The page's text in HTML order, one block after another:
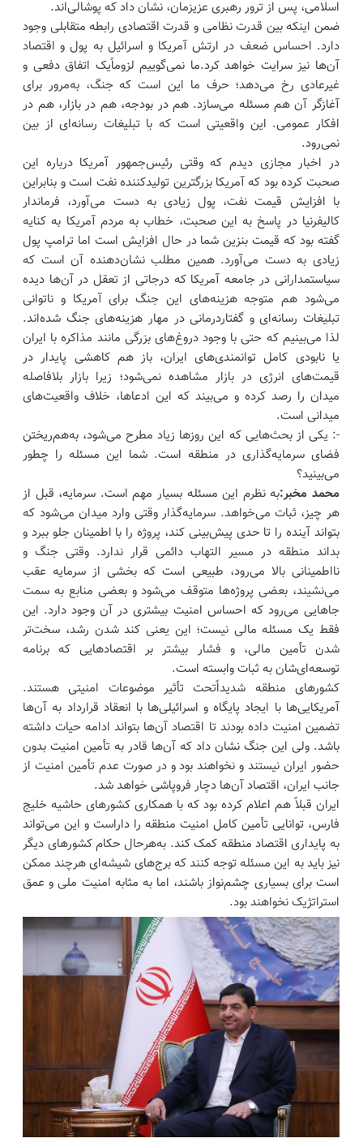
اسلامی، پس از ترور رهبری عزیزمان، نشان داد که پوشالی‌اند.
ضمن اینکه بین قدرت نظامی و قدرت اقتصادی رابطه متقابلی وجود
دارد. احساس ضعف در ارتش آمریکا و اسرائیل به پول و اقتصاد
آن‌ها نیز سرایت خواهد کرد.ما نمی‌گوییم لزوماًیک اتفاق دفعی و
غیرعادی رخ می‌دهد؛ حرف ما این است که جنگ، به‌مرور برای
آغازگر آن هم مسئله می‌سازد. هم در بودجه، هم در بازار، هم در
افکار عمومی. این واقعیتی است که با تبلیغات رسانه‌ای از بین
نمی‌رود.
در اخبار مجازی دیدم که وقتی رئیس‌جمهور آمریکا درباره این
صحبت کرده بود که آمریکا بزرگترین تولیدکننده نفت است و بنابراین
با افزایش قیمت نفت، پول زیادی به دست می‌آورد، فرماندار
کالیفرنیا در پاسخ به این صحبت، خطاب به مردم آمریکا به کنایه
گفته بود که قیمت بنزین شما در حال افزایش است اما ترامپ پول
زیادی به دست می‌آورد. همین مطلب نشان‌دهنده آن است که
سیاستمدارانی در جامعه آمریکا که درجاتی از تعقل در آن‌ها دیده
می‌شود هم متوجه هزینه‌های این جنگ برای آمریکا و ناتوانی
تبلیغات رسانه‌ای و گفتاردرمانی در مهار هزینه‌های جنگ شده‌اند.
لذا می‌بینیم که حتی با وجود دروغ‌های بزرگی مانند مذاکره با ایران
یا نابودی کامل توانمندی‌های ایران، باز هم کاهشی پایدار در
قیمت‌های انرژی در بازار مشاهده نمی‌شود؛ زیرا بازار بلافاصله
میدان را رصد کرده و می‌بیند که این ادعاها، خلاف واقعیت‌های
میدانی است.
-: یکی از بحث‌هایی که این روزها زیاد مطرح می‌شود، به‌هم‌ریختن
فضای سرمایه‌گذاری در منطقه است. شما این مسئله را چطور
می‌بینید؟
محمد مخبر:به نظرم این مسئله بسیار مهم است. سرمایه، قبل از
هر چیز، ثبات می‌خواهد. سرمایه‌گذار وقتی وارد میدان می‌شود که
بتواند آینده را تا حدی پیش‌بینی کند، پروژه را با اطمینان جلو ببرد و
بداند منطقه در مسیر التهاب دائمی قرار ندارد. وقتی جنگ و
نااطمینانی بالا می‌رود، طبیعی است که بخشی از سرمایه عقب
می‌نشیند، بعضی پروژه‌ها متوقف می‌شود و بعضی منابع به سمت
جاهایی می‌رود که احساس امنیت بیشتری در آن وجود دارد. این
فقط یک مسئله مالی نیست؛ این یعنی کند شدن رشد، سخت‌تر
شدن تأمین مالی، و فشار بیشتر بر اقتصادهایی که برنامه
توسعه‌ای‌شان به ثبات وابسته است.
کشورهای منطقه شدیداًتحت تأثیر موضوعات امنیتی هستند.
آمریکایی‌ها با ایجاد پایگاه و اسرائیلی‌ها با انعقاد قرارداد به آن‌ها
تضمین امنیت داده بودند تا اقتصاد آن‌ها بتواند ادامه حیات داشته
باشد. ولی این جنگ نشان داد که آن‌ها قادر به تأمین امنیت بدون
حضور ایران نیستند و نخواهند بود و در صورت عدم تأمین امنیت از
جانب ایران، اقتصاد آن‌ها دچار فروپاشی خواهد شد.
ایران قبلاً هم اعلام کرده بود که با همکاری کشورهای حاشیه خلیج
فارس، توانایی تأمین کامل امنیت منطقه را داراست و این می‌تواند
به پایداری اقتصاد منطقه کمک کند. به‌هرحال حکام کشورهای دیگر
نیز باید به این مسئله توجه کنند که برج‌های شیشه‌ای هرچند ممکن
است برای بسیاری چشم‌نواز باشند، اما به مثابه امنیت ملی و عمق
استراتژیک نخواهند بود.